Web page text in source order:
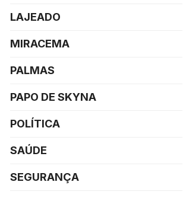
LAJEADO
MIRACEMA
PALMAS
PAPO DE SKYNA
POLÍTICA
SAÚDE
SEGURANÇA